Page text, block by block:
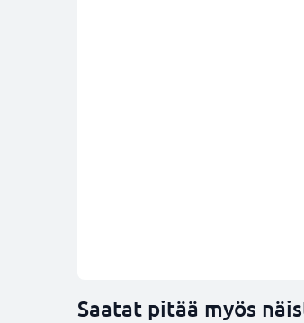
Saatat pitää myös